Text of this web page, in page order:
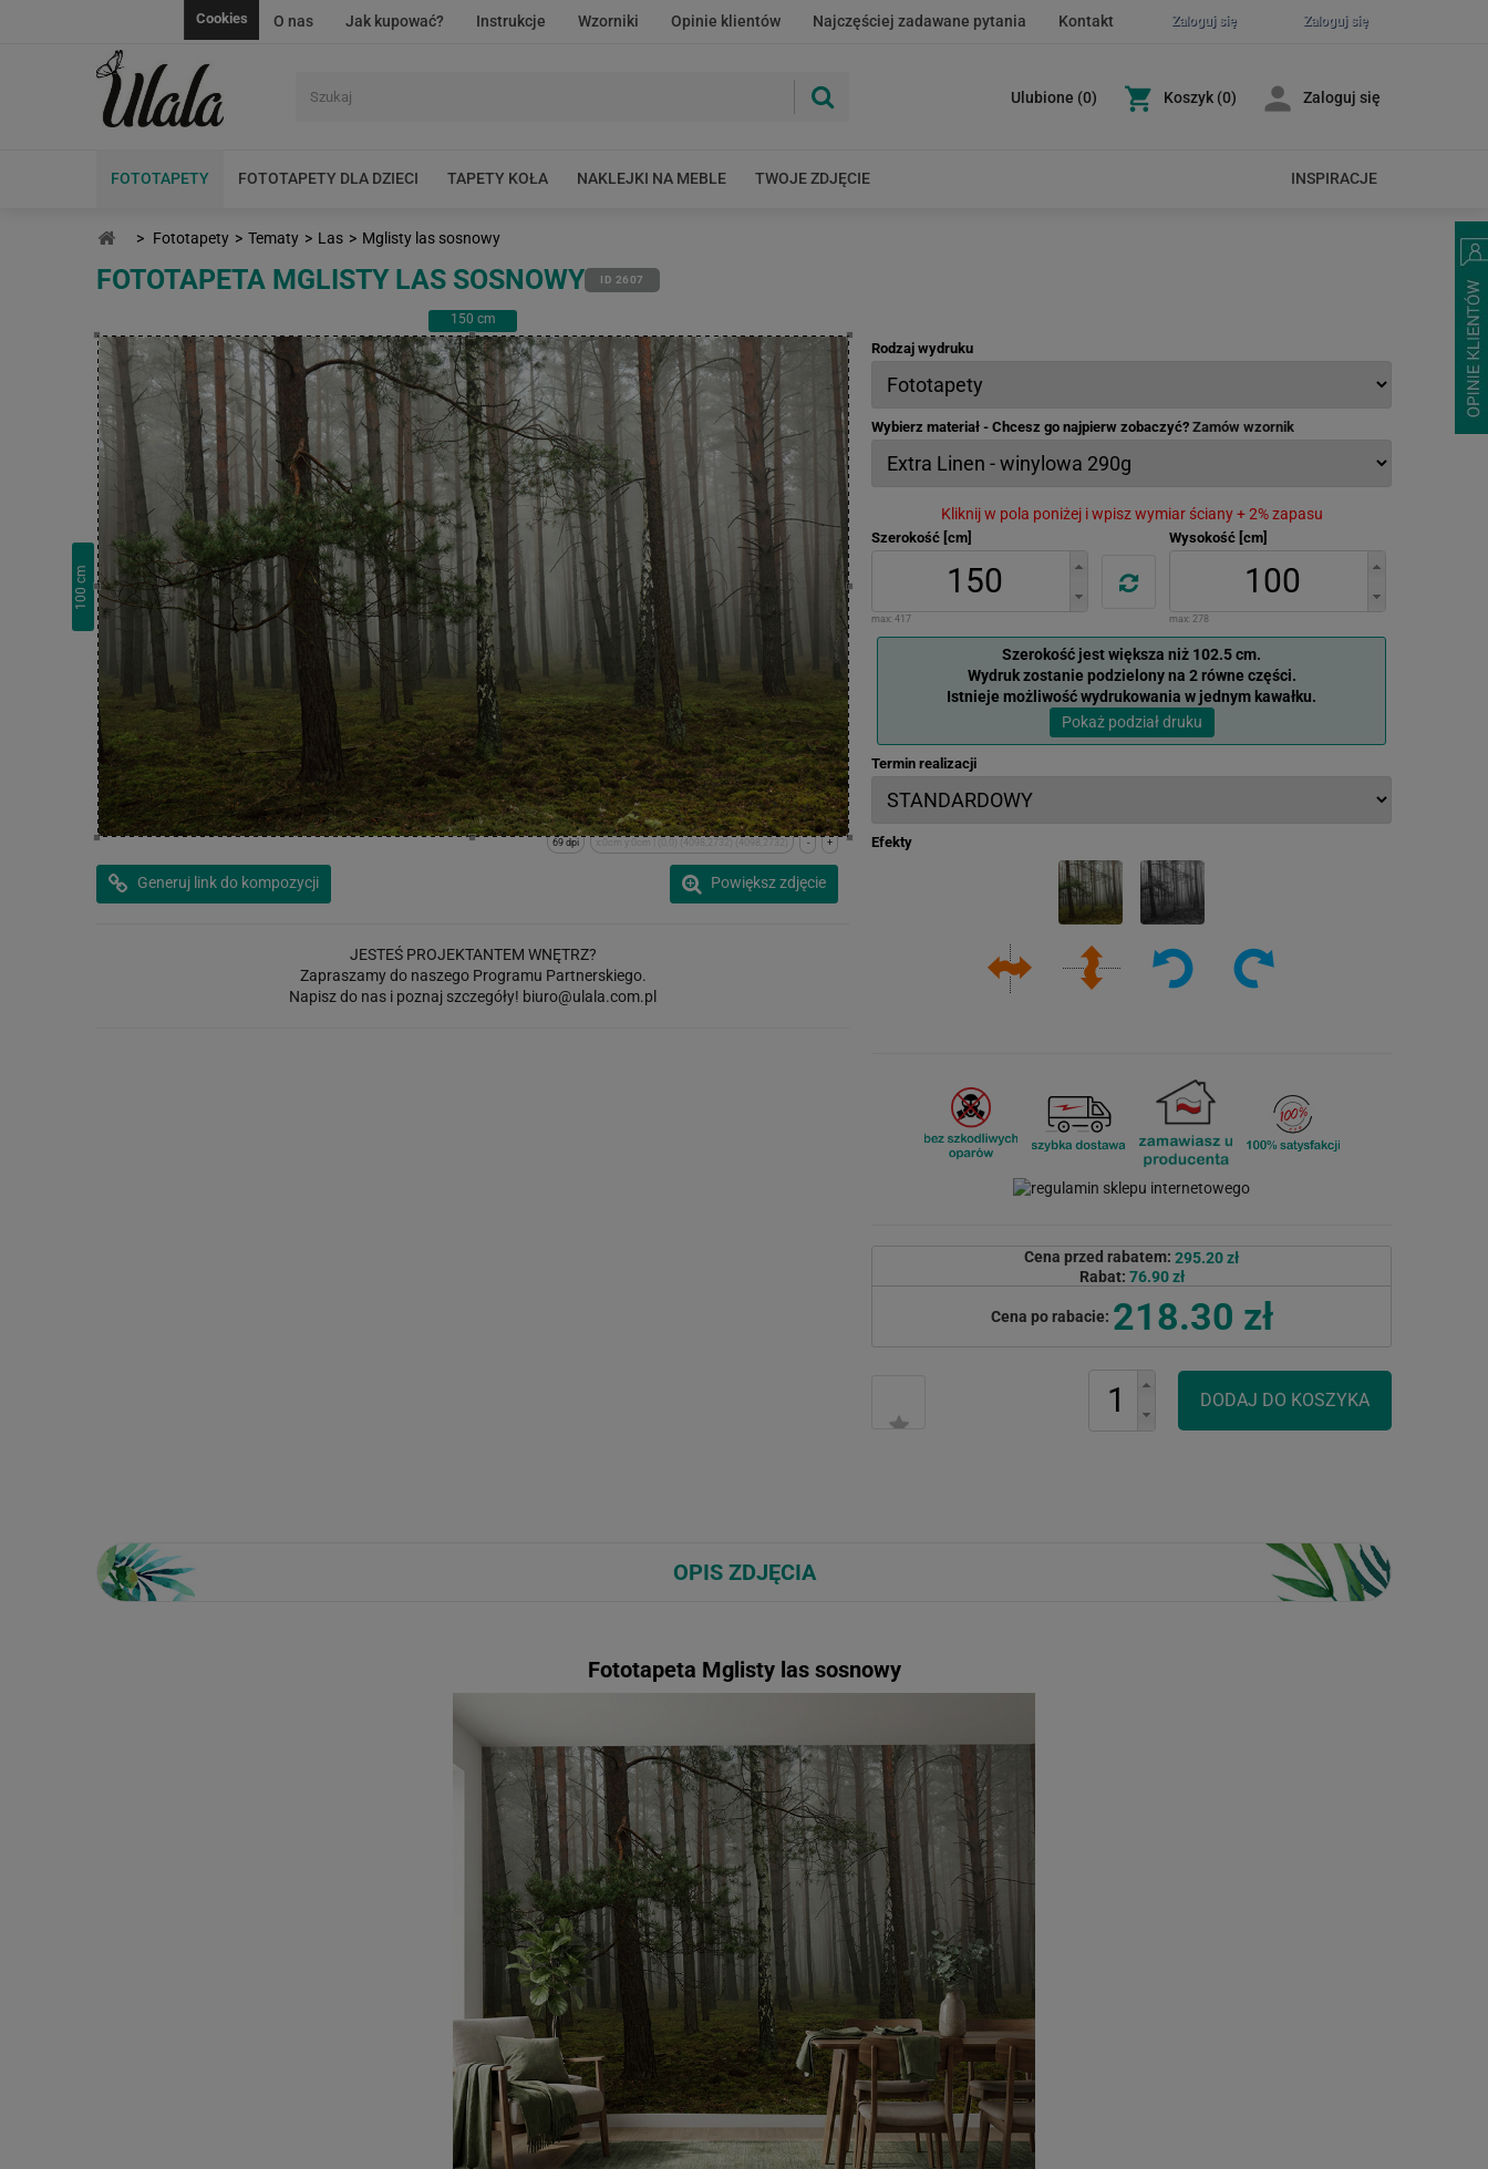
Zaloguj się
Zaloguj się
O nas Jak kupować? Instrukcje Wzorniki Opinie klientów Najczęściej zadawane pytania Kontakt
Cookies
Ulubione (0) Koszyk (0) Zaloguj się
FOTOTAPETY FOTOTAPETY DLA DZIECI TAPETY KOŁA NAKLEJKI NA MEBLE TWOJE ZDJĘCIE INSPIRACJE
> Fototapety > Tematy > Las > Mglisty las sosnowy
FOTOTAPETA MGLISTY LAS SOSNOWY ID 2607
150 cm
100
cm
+
-
x:0cm y:0cm | (0,0) (4098,2732) (4098,2732)
69 dpi
Powiększ zdjęcie
Generuj link do kompozycji
JESTEŚ PROJEKTANTEM WNĘTRZ?
Zapraszamy do naszego Programu Partnerskiego.
Napisz do nas i poznaj szczegóły! biuro@ulala.com.pl
Rodzaj wydruku
Wybierz materiał - Chcesz go najpierw zobaczyć? Zamów wzornik
Kliknij w pola poniżej i wpisz wymiar ściany + 2% zapasu
Szerokość [cm]
max: 417
Wysokość [cm]
max: 278
Szerokość jest większa niż 102.5 cm.
Wydruk zostanie podzielony na 2 równe części.
Istnieje możliwość wydrukowania w jednym kawałku.
Pokaż podział druku
Termin realizacji
Efekty
Cena przed rabatem: 295.20 zł
Rabat: 76.90 zł
Cena po rabacie: 218.30 zł
OPIS ZDJĘCIA
Fototapeta Mglisty las sosnowy